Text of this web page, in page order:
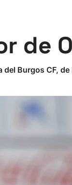
de
Burgos CF,